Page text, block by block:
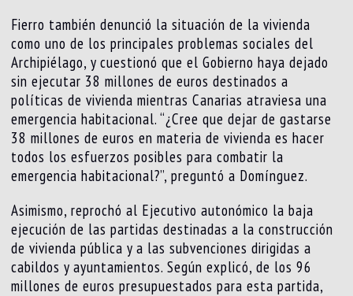
Fierro también denunció la situación de la vivienda
como uno de los principales problemas sociales del
Archipiélago, y cuestionó que el Gobierno haya dejado
sin ejecutar 38 millones de euros destinados a
políticas de vivienda mientras Canarias atraviesa una
emergencia habitacional. “¿Cree que dejar de gastarse
38 millones de euros en materia de vivienda es hacer
todos los esfuerzos posibles para combatir la
emergencia habitacional?”, preguntó a Domínguez.
Asimismo, reprochó al Ejecutivo autonómico la baja
ejecución de las partidas destinadas a la construcción
de vivienda pública y a las subvenciones dirigidas a
cabildos y ayuntamientos. Según explicó, de los 96
millones de euros presupuestados para esta partida,